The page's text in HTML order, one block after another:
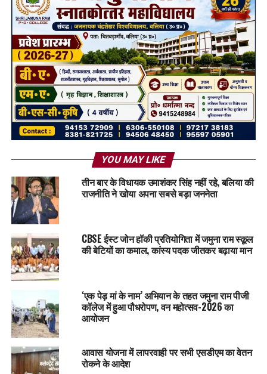
YOU MAY LIKE
तीन बार के विधायक उमाशंकर सिंह नहीं रहे, बलिया की
राजनीति ने खोया अपना सबसे बड़ा जननेता
CBSE ईस्ट जोन हॉकी प्रतियोगिता में जमुना राम स्कूल
की बेटियों का कमाल, कांस्य पदक जीतकर बढ़ाया मान
‘एक पेड़ मां के नाम’ अभियान के तहत जमुना राम पीजी
कॉलेज में हुआ पौधरोपण, वन महोत्सव-2026 का
आयोजन
आवास योजना में लापरवाही पर सभी एसडीएम का वेतन
रोकने के आदेश